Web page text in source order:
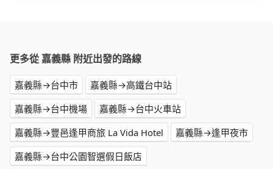
更多從 嘉義縣 附近出發的路線
嘉義縣→台中市
嘉義縣→高鐵台中站
嘉義縣→台中機場
嘉義縣→台中火車站
嘉義縣→豐邑逢甲商旅 La Vida Hotel
嘉義縣→逢甲夜市
嘉義縣→台中公園智選假日飯店